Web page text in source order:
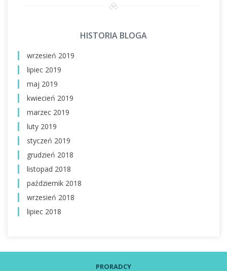
HISTORIA BLOGA
wrzesień 2019
lipiec 2019
maj 2019
kwiecień 2019
marzec 2019
luty 2019
styczeń 2019
grudzień 2018
listopad 2018
październik 2018
wrzesień 2018
lipiec 2018
PRORADCY